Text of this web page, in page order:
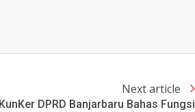
Next article
KunKer DPRD Banjarbaru Bahas Fungsi